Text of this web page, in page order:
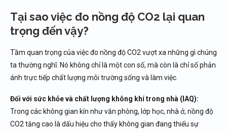
Tại sao việc đo nồng độ CO2 lại quan
trọng đến vậy?
Tầm quan trọng của việc đo nồng độ CO2 vượt xa những gì chúng
ta thường nghĩ. Nó không chỉ là một con số, mà còn là chỉ số phản
ánh trực tiếp chất lượng môi trường sống và làm việc.
Đối với sức khỏe và chất lượng không khí trong nhà (IAQ):
Trong các không gian kín như văn phòng, lớp học, nhà ở, nồng độ
CO2 tăng cao là dấu hiệu cho thấy không gian đang thiếu sự